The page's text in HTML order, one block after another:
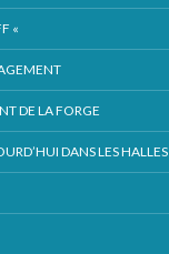
«
DE LA FORGE
DANS LES HALLES